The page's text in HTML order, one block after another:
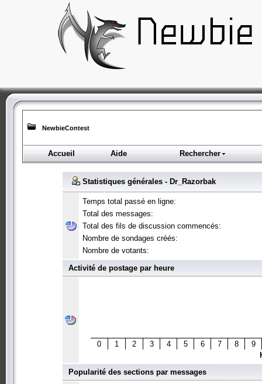
NewbieContest
Accueil Aide Rechercher
Statistiques générales - Dr_Razorbak
Temps total passé en ligne:
Total des messages:
Total des fils de discussion commencés:
Nombre de sondages créés:
Nombre de votants:
Activité de postage par heure
0 1 2 3 4 5 6 7 8
9
Popularité des sections par messages